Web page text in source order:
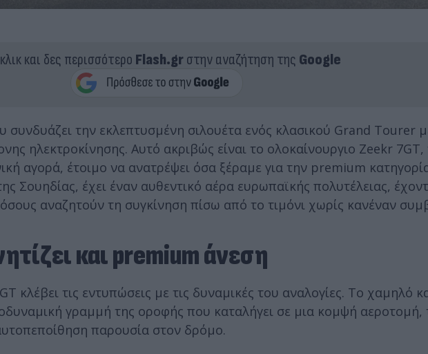
και δες περισσότερο Flash.grστην αναζήτηση της Google
συνδυάζει την εκλεπτυσμένη σιλουέτα ενός κλασικού Grand Tourer
ηλεκτροκίνησης. Αυτό ακριβώς είναι το ολοκαίνουργιο Zeekr
αγορά, έτοιμο να ανατρέψει όσα ξέραμε για την premium
Σουηδίας, έχει έναν αυθεντικό αέρα ευρωπαϊκής πολυτέλειας,
όσους αναζητούν τη συγκίνηση πίσω από το τιμόνι χωρίς κανέναν
και premium άνεση
κλέβει τις εντυπώσεις με τις δυναμικές του αναλογίες. Το χαμηλό
γραμμή της οροφής που καταλήγει σε μια κομψή αεροτομή,
παρουσία στον δρόμο.